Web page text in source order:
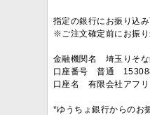
指定の銀行にお振り込
※ご注文確定前にお振
金融機関名 埼玉りそ
口座番号 普通
口座名 有限会社アフ
*ゆうちょ銀行からのお